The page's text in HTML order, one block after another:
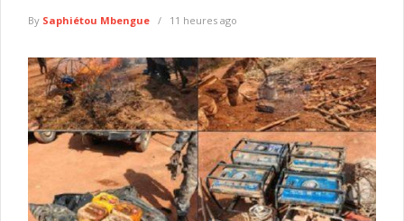
By Saphiétou Mbengue 11 heures ago